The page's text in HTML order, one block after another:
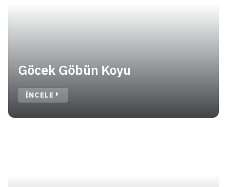
Göcek Göbün Koyu
INCELE